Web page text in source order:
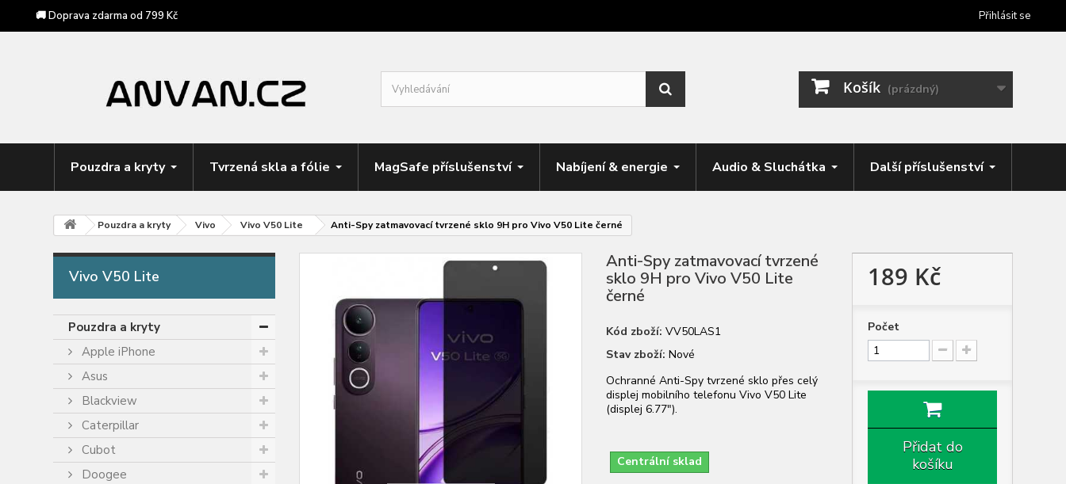
🚚 Doprava zdarma od 799 Kč Přihlásit se
Košík (prázdný)
Pouzdra a kryty Tvrzená skla a fólie MagSafe příslušenství Nabíjení & energie Audio & Sluchátka Další příslušenství
Pouzdra a kryty Vivo Vivo V50 Lite Anti-Spy zatmavovací tvrzené sklo 9H pro Vivo V50 Lite černé
Vivo V50 Lite
Pouzdra a kryty
Apple iPhone
Asus
Blackview
Caterpillar
Cubot
Doogee
Anti-Spy zatmavovací tvrzené
sklo 9H pro Vivo V50 Lite
černé
Kód zboží: VV50LAS1
Stav zboží: Nové
Ochranné Anti-Spy tvrzené sklo přes celý
displej mobilního telefonu Vivo V50 Lite
(displej 6.77").
Centrální sklad
189 Kč
Počet
Přidat do
košíku